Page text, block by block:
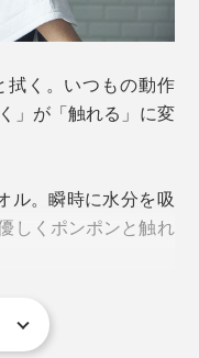
拭く。いつもの動作
」が「触れる」に変
ル。瞬時に水分を吸
しくポンポンと触れ